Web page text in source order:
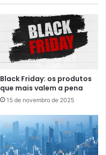
Black Friday: os produtos
que mais valem a pena
15 de novembro de 2025